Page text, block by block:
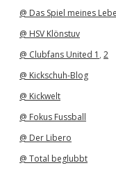
@ Das Spiel meines
@ HSV Klönstuv
@ Clubfans United 1 , 2
@ Kickschuh-Blog
@ Kickwelt
@ Fokus Fussball
@ Der Libero
@ Total beglubbt